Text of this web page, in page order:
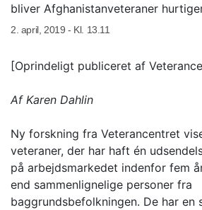
bliver Afghanistanveteraner
2. april, 2019 - Kl. 13.11
[Oprindeligt publiceret af
Af Karen Dahlin
Ny forskning fra Veterancentret
veteraner, der har haft én
på arbejdsmarkedet indenfor fem
end sammenlignelige personer fra
baggrundsbefolkningen. De har en